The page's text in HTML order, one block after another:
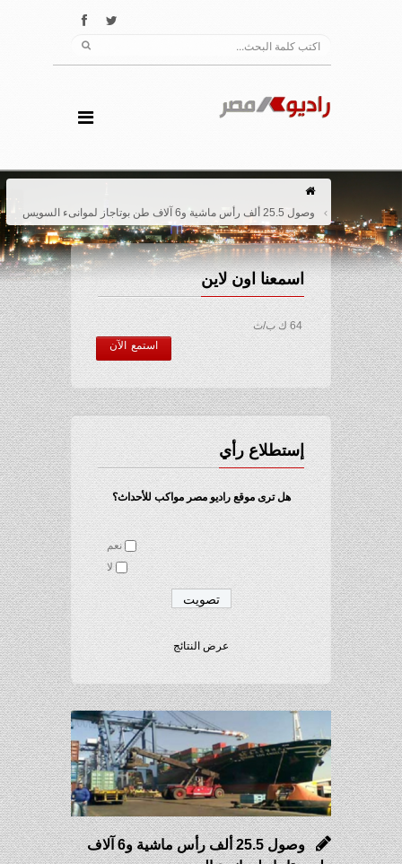
وصول 25.5 ألف رأس ماشية و6 آلاف طن بوتاجاز لموانىء السويس
اسمعنا اون لاين
64 ك ب/ث
استمع الآن
إستطلاع رأي
هل ترى موقع راديو مصر مواكب للأحداث؟
نعم
لا
عرض النتائج
وصول 25.5 ألف رأس ماشية و6 آلاف